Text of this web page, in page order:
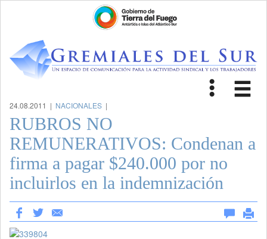
Toggle
24.08.2011 | NACIONALES |
RUBROS NO
REMUNERATIVOS: Condenan a
firma a pagar $240.000 por no
incluirlos en la indemnización